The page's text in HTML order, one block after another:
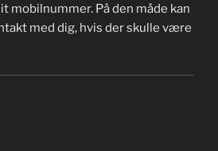
mobilnummer. På den måde kan
med dig, hvis der skulle være